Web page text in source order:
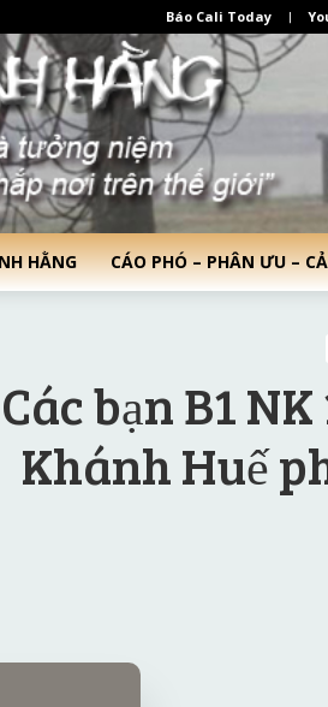
Báo Cali Today
HẰNG CÁO PHÓ – PHÂN ƯU –
Các bạn B1
Khánh Huế